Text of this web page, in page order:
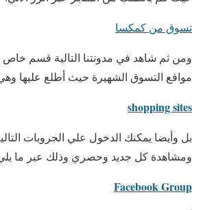
تسوق من كمكسا
ومن ثم شاهد في مدونتنا التالية قسم
مواقع التسوق الشهيرة حيث أطلع عليها
shopping sites
بل وأيضا يمكنك الدخول علي الجروبات
ومشاهدة كل جديد وحصري وذلك عبر ما
Facebook Group